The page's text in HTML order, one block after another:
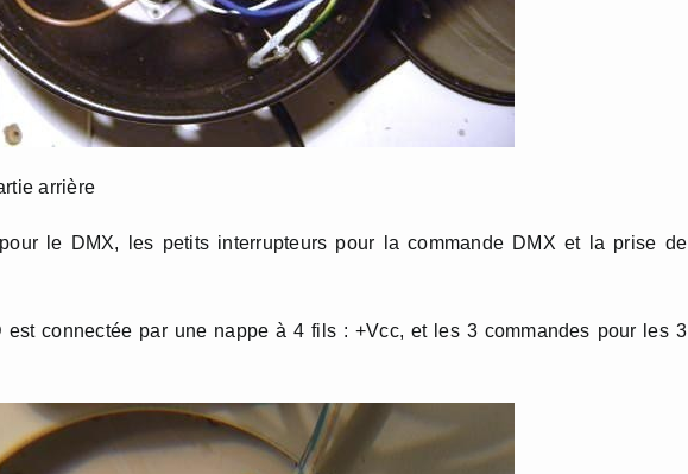
arrière
le DMX, les petits interrupteurs pour la commande DMX et la prise de
est connectée par une nappe à 4 fils : +Vcc, et les 3 commandes pour les 3